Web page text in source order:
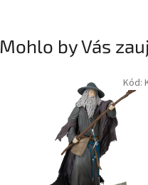
Mohlo by Vás
Kód: